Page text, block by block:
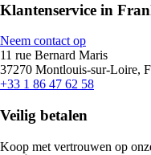
Klantenservice in
Neem contact op
11 rue Bernard Maris
37270 Montlouis-sur-Loire,
+33 1 86 47 62 58
Veilig betalen
Koop met vertrouwen op